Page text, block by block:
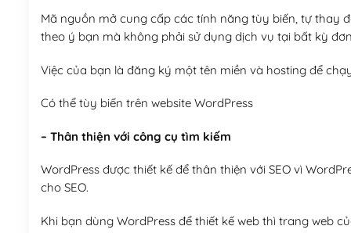
Mã nguồn mở cung cấp các tính năng tùy biến, tự thay
theo ý bạn mà không phải sử dụng dịch vụ tại bất kỳ
Việc của bạn là đăng ký một tên miền và hosting để
Có thể tùy biến trên website WordPress
– Thân thiện với công cụ tìm kiếm
WordPress được thiết kế để thân thiện với SEO vì
cho SEO.
Khi bạn dùng WordPress để thiết kế web thì trang web